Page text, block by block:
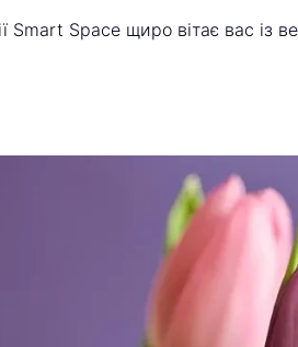
Smart Space щиро вітає вас